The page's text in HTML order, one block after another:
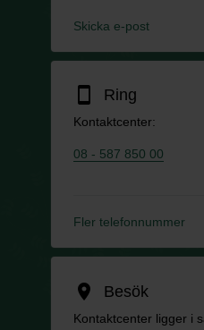
Skicka e-post
smartphone Ring
Kontaktcenter:
08 - 587 850 00
Fler telefonnummer
location_on Besök
Kontaktcenter ligger i